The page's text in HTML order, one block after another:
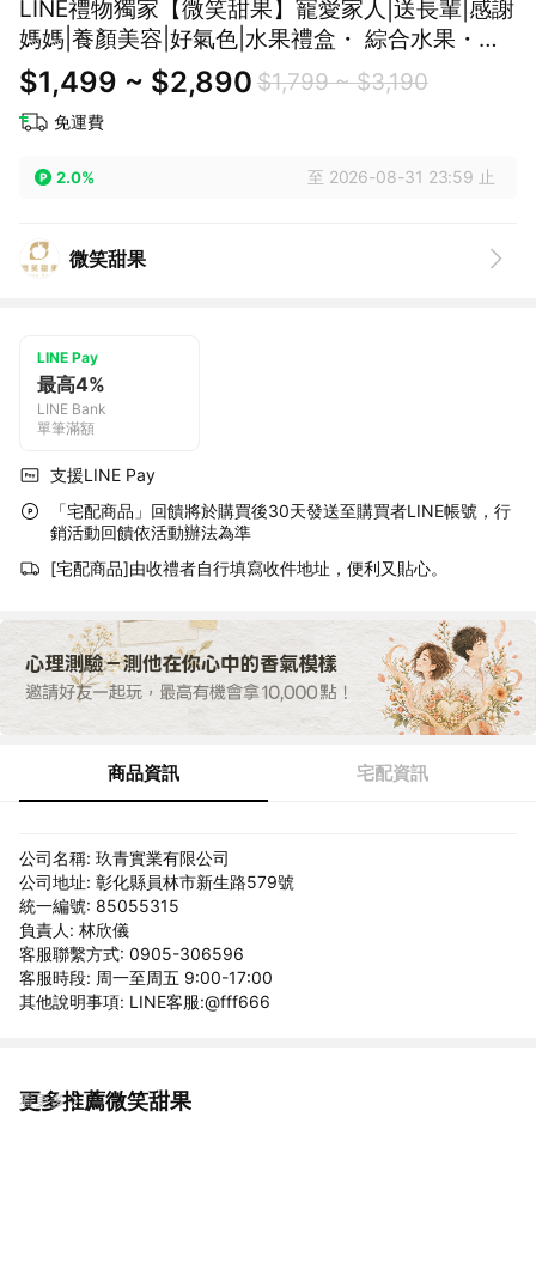
LINE禮物獨家【微笑甜果】寵愛家人|送長輩|感謝
媽媽|養顏美容|好氣色|水果禮盒・ 綜合水果・送
女生・送閨蜜・送同事・女友・年節禮盒
$1,499 ~ $2,890 $1,799 ~ $3,190
免運費
2.0% 至 2026-08-31 23:59 止
微笑甜果
LINE Pay
最高4%
LINE Bank
單筆滿額
支援LINE Pay
「宅配商品」回饋將於購買後30天發送至購買者LINE帳號，行
銷活動回饋依活動辦法為準
[宅配商品]由收禮者自行填寫收件地址，便利又貼心。
商品資訊 宅配資訊
公司名稱: 玖青實業有限公司
公司地址: 彰化縣員林市新生路579號
統一編號: 85055315
負責人: 林欣儀
客服聯繫方式: 0905-306596
客服時段: 周一至周五 9:00-17:00
其他說明事項: LINE客服:@fff666
更多推薦微笑甜果
看更多